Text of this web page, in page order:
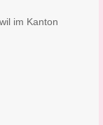
im Kanton